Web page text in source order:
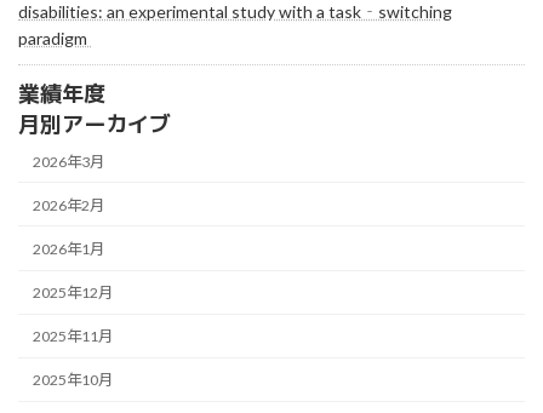
disabilities: an experimental study with a task‐switching
paradigm
業績年度
月別アーカイブ
2026年3月
2026年2月
2026年1月
2025年12月
2025年11月
2025年10月